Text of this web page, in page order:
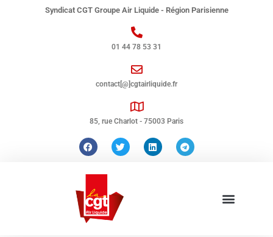
Syndicat CGT Groupe Air Liquide - Région Parisienne
01 44 78 53 31
contact[@]cgtairliquide.fr
85, rue Charlot - 75003 Paris